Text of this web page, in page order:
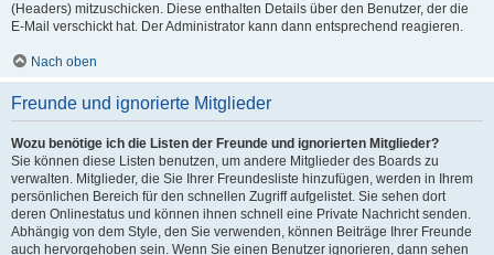
(Headers) mitzuschicken. Diese enthalten Details über den Benutzer, der die
E-Mail verschickt hat. Der Administrator kann dann entsprechend reagieren.
Nach oben
Freunde und ignorierte Mitglieder
Wozu benötige ich die Listen der Freunde und ignorierten Mitglieder?
Sie können diese Listen benutzen, um andere Mitglieder des Boards zu
verwalten. Mitglieder, die Sie Ihrer Freundesliste hinzufügen, werden in Ihrem
persönlichen Bereich für den schnellen Zugriff aufgelistet. Sie sehen dort
deren Onlinestatus und können ihnen schnell eine Private Nachricht senden.
Abhängig von dem Style, den Sie verwenden, können Beiträge Ihrer Freunde
auch hervorgehoben sein. Wenn Sie einen Benutzer ignorieren, dann sehen